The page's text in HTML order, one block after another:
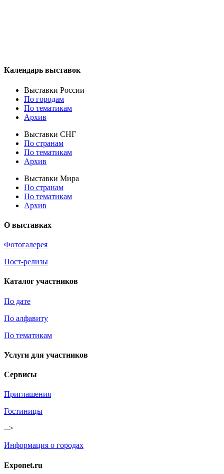
Календарь выставок
Выставки России
По городам
По тематикам
Архив
Выставки СНГ
По странам
По тематикам
Архив
Выставки Мира
По странам
По тематикам
Архив
О выставках
Фотогалерея
Пост-релизы
Каталог участников
По дате
По алфавиту
По тематикам
Услуги для участников
Сервисы
Приглашения
Гостиницы
-->
Информация о городах
Exponet.ru